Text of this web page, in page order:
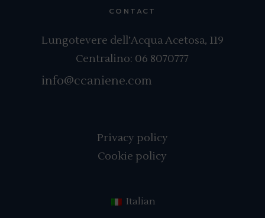
CONTACT
Lungotevere dell’Acqua Acetosa, 119
Centralino: 06 8070777
info@ccaniene.com
Privacy policy
Cookie policy
Italian